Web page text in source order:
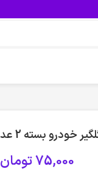
بسته 2 عددی – سفید مشکی
75,000تومان